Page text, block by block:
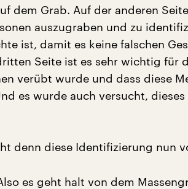
dem Grab. Auf der anderen
auszugraben und zu
ist, damit es keine falschen
Seite ist es sehr wichtig für
verübt wurde und dass diese
es wurde auch versucht, dieses
denn diese Identifizierung nun
es geht halt von dem